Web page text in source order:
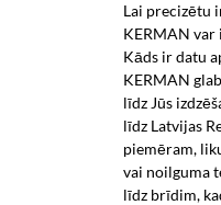
Lai precizētu
KERMAN var
Kāds ir datu
KERMAN
līdz Jūs
līdz Latvijas
piemēram,
vai noilguma
līdz brīdim,